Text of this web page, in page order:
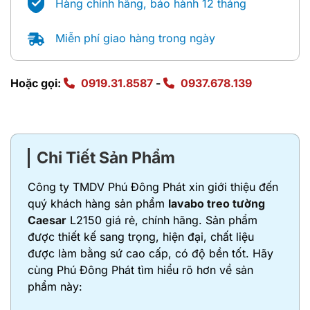
Hàng chính hãng, bảo hành 12 tháng
Miễn phí giao hàng trong ngày
Hoặc gọi: 0919.31.8587 - 0937.678.139
Chi Tiết Sản Phẩm
Công ty TMDV Phú Đông Phát xin giới thiệu đến
quý khách hàng sản phẩm lavabo treo tường
Caesar L2150 giá rẻ, chính hãng. Sản phẩm
được thiết kế sang trọng, hiện đại, chất liệu
được làm bằng sứ cao cấp, có độ bền tốt. Hãy
cùng Phú Đông Phát tìm hiểu rõ hơn về sản
phẩm này: